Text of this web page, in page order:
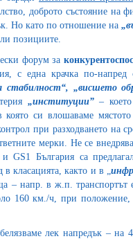
доброто състояние на
Но като по отношение на
позициите.
форум за
с една крачка по-напред
стабилност“, „висшето
„институции”– което
която си влошаваме
при разходването на
мерки. Не се
GS1 България са
класацията, както и в „
– напр. в ж.п. транспортът
160 км./ч, при
лек напредък –